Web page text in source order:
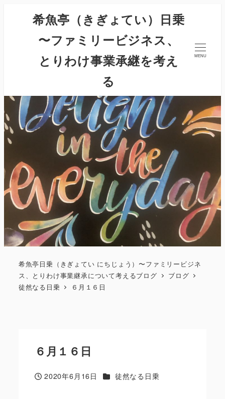
希魚亭（きぎょてい）日乗
〜ファミリービジネス、
とりわけ事業承継を考え
る
MENU
希魚亭日乗（きぎょてい にちじょう）〜ファミリービジネ
ス、とりわけ事業継承について考えるブログ
ブログ
徒然なる日乗
６月１６日
６月１６日
投稿日
2020年6月16日 カテゴリー
徒然なる日乗